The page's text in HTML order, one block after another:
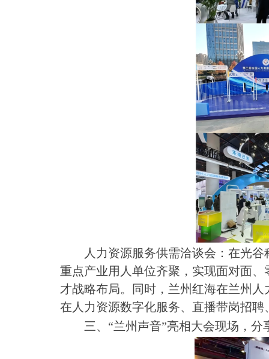
人力资源服务供需洽谈会：在光
重点产业用人单位齐聚，实现面对面
才战略布局。同时，兰州红海在兰州人
在人力资源数字化服务、直播带岗招
三、“兰州声音”亮相大会现场，